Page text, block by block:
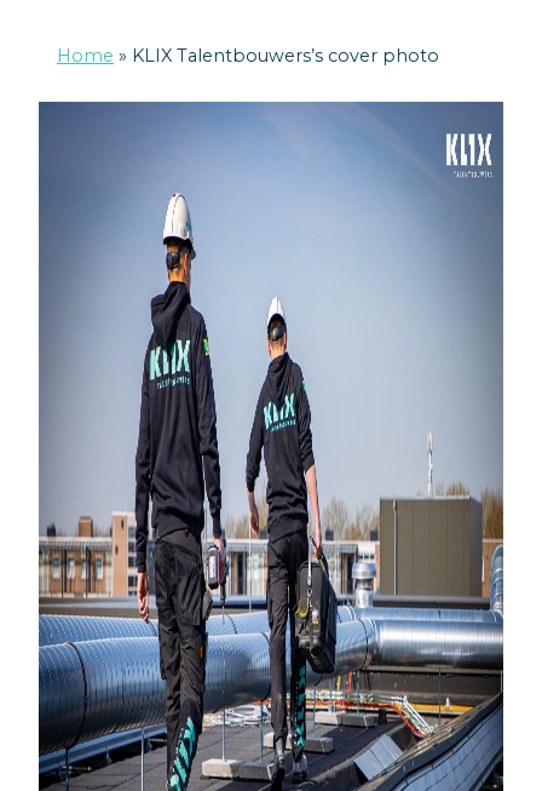
Home » KLIX Talentbouwers’s cover photo